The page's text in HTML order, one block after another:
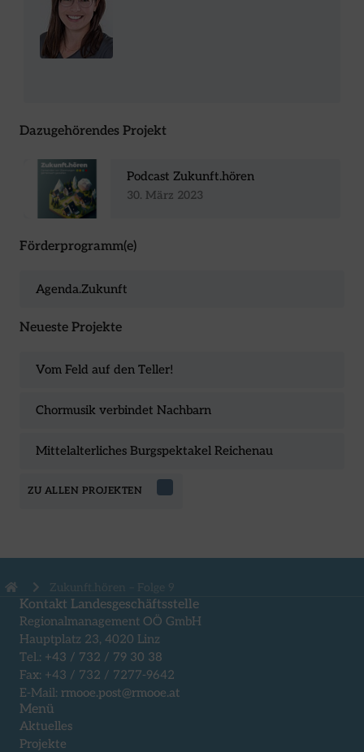
Dazugehörendes Projekt
Podcast Zukunft.hören
30. März 2023
Förderprogramm(e)
Agenda.Zukunft
Neueste Projekte
Vom Feld auf den Teller!
Chormusik verbindet Nachbarn
Mittelalterliches Burgspektakel Reichenau
ZU ALLEN PROJEKTEN
Zukunft.hören – Folge 9
Kontakt Landesgeschäftsstelle
Regionalmanagement OÖ GmbH
Hauptplatz 23, 4020 Linz
Tel.: +43 / 732 / 79 30 38
Fax: +43 / 732 / 7277-9642
E-Mail: rmooe.post@rmooe.at
Menü
Aktuelles
Projekte